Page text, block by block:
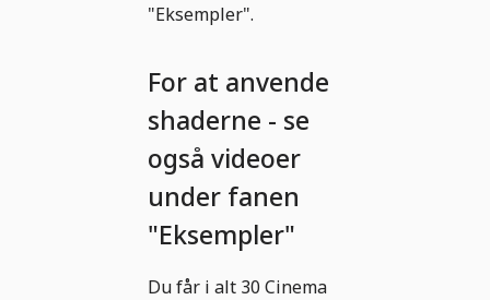
"Eksempler".
For at anvende
shaderne - se
også videoer
under fanen
"Eksempler"
Du får i alt 30 Cinema